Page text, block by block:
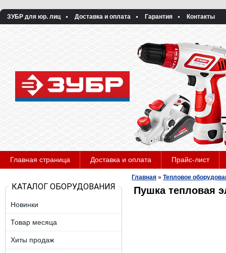
ЗУБР для юр. лиц Доставка и оплата Гарантия Контакты
Главная страница Доставка и оплата Прайс-лист
КАТАЛОГ ОБОРУДОВАНИЯ
Новинки
Товар месяца
Хиты продаж
Главная » Тепловое
Пушка тепловая